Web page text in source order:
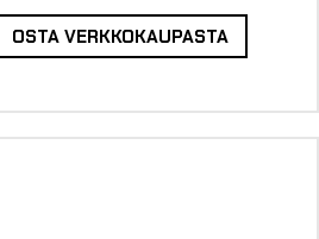
OSTA VERKKOKAUPASTA